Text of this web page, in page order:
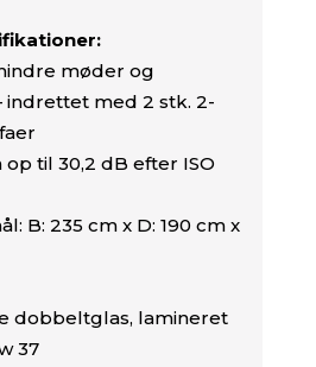
møder og
indrettet med 2 stk. 2-
til 30,2 dB efter ISO
B: 235 cm x D: 190 cm x
dobbeltglas, lamineret
37